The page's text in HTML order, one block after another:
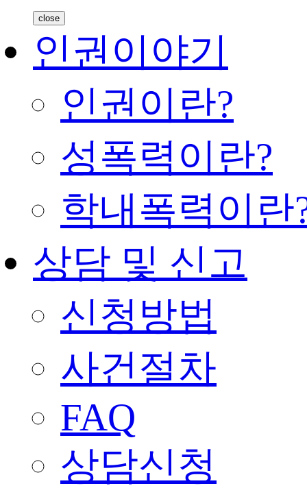
close
인권이야기
인권이란?
성폭력이란?
학내폭력이란
상담 및 신고
신청방법
사건절차
FAQ
상담신청